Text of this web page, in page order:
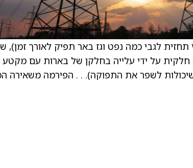
תחזית לגבי כמה נפט וגז באר תפיק לאורך
על ידי עלייה בחלקן של בארות עם מקטע